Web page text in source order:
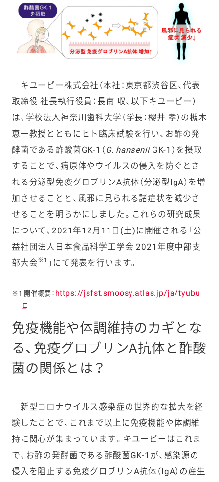
キユーピー株式会社（本社：東京都渋谷区、代表
取締役 社長執行役員：長南 収、以下キユーピー）
は、学校法人神奈川歯科大学（学長：櫻井 孝）の槻木
恵一教授とともにヒト臨床試験を行い、お酢の発
酵菌である酢酸菌GK-1（ G. hanseniiGK-1）を摂取
することで、病原体やウイルスの侵入を防ぐとさ
れる分泌型免疫グロブリンA抗体（分泌型IgA）を増
加させることと、風邪に見られる諸症状を減少さ
せることを明らかにしました。これらの研究成果
について、2021年12月11日(土)に開催される「公
益社団法人日本食品科学工学会 2021年度中部支
部大会※1 」にて発表を行います。
※1 開催概要： https://jsfst.smoosy.atlas.jp/ja/tyubu
免疫機能や体調維持のカギとな
る、免疫グロブリンA抗体と酢酸
菌の関係とは？
新型コロナウイルス感染症の世界的な拡大を経
験したことで、これまで以上に免疫機能や体調維
持に関心が集まっています。キユーピーはこれま
で、お酢の発酵菌である酢酸菌GK-1が、感染源の
侵入を阻止する免疫グロブリンA抗体（IgA）の産生